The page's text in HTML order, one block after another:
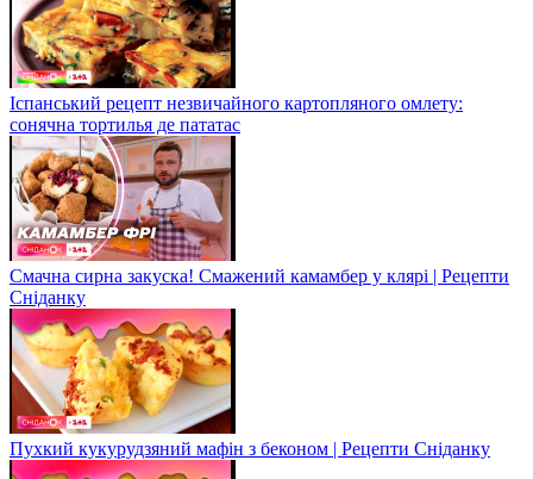
Іспанський рецепт незвичайного картопляного омлету:
сонячна тортилья де пататас
Смачна сирна закуска! Смажений камамбер у клярі | Рецепти
Сніданку
Пухкий кукурудзяний мафін з беконом | Рецепти Сніданку